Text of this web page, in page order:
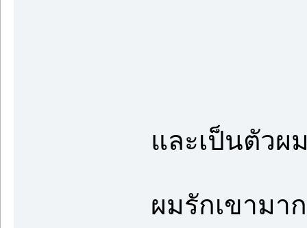
และเป็นตัวผ
ผมรักเขามา